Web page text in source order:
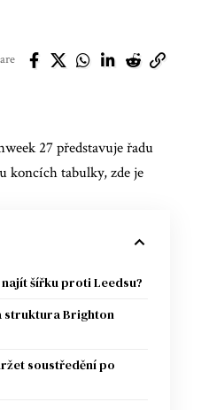
27 představuje řadu
koncích tabulky, zde je
šířku proti Leedsu?
struktura Brighton
soustředění po